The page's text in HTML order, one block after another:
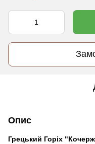
Опис
Грецький Горіх